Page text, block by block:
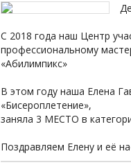
С 2018 года наш Центр
профессиональному
«Абилимпикс»
В этом году наша Елена
«Бисероплетение»,
заняла 3 МЕСТО в
Поздравляем Елену и её